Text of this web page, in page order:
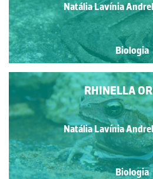
Natália Lavínia
Biologia
RHINELLA
Natália Lavínia
Biologia